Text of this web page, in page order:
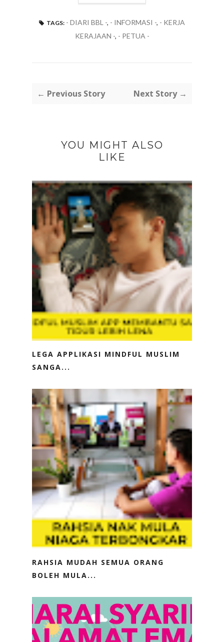
TAGS: - DIARI BBL -, - INFORMASI -, - KERJA
KERAJAAN -, - PETUA -
← Previous Story Next Story →
YOU MIGHT ALSO
LIKE
LEGA APPLIKASI MINDFUL MUSLIM
SANGA...
RAHSIA MUDAH SEMUA ORANG
BOLEH MULA...